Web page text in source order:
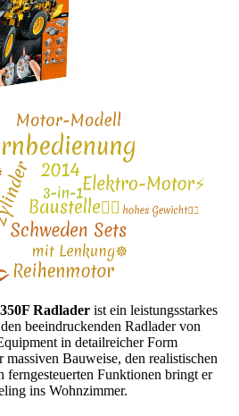
Radlader ist ein leistungsstarkes
beeindruckenden Radlader von
in detailreicher Form
Bauweise, den realistischen
ferngesteuerten Funktionen bringt er
ins Wohnzimmer.